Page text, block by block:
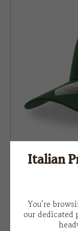
Italian
You’re
our dedicated